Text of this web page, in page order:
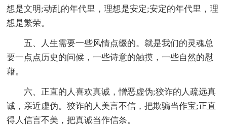
想是文明;动乱的年代里，理想是安定;安定的年代里，理
想是繁荣。
五、人生需要一些风情点缀的。就是我们的灵魂总
要一点点历史的问候，一些诗意的触摸，一些自然的慰
藉。
六、正直的人喜欢真诚，憎恶虚伪;狡诈的人疏远真
诚，亲近虚伪。狡诈的人美言不信，把欺骗当作宝;正直
得人信言不美，把真诚当作信条。